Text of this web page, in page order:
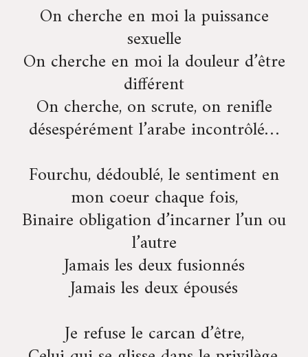
On cherche en moi la puissance
sexuelle
On cherche en moi la douleur d’être
différent
On cherche, on scrute, on renifle
désespérément l’arabe incontrôlé…
Fourchu, dédoublé, le sentiment en
mon coeur chaque fois,
Binaire obligation d’incarner l’un ou
l’autre
Jamais les deux fusionnés
Jamais les deux épousés
Je refuse le carcan d’être,